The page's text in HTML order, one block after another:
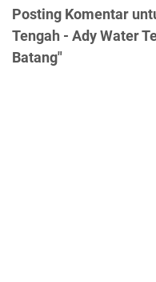
Posting Komentar
Tengah - Ady Water
Batang"